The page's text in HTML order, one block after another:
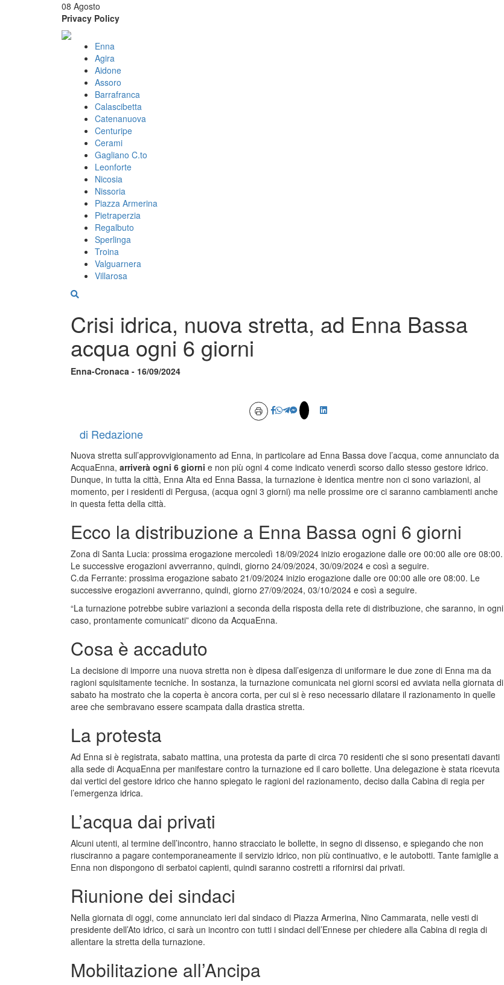
08 Agosto
Privacy Policy
Enna
Agira
Aidone
Assoro
Barrafranca
Calascibetta
Catenanuova
Centuripe
Cerami
Gagliano C.to
Leonforte
Nicosia
Nissoria
Piazza Armerina
Pietraperzia
Regalbuto
Sperlinga
Troina
Valguarnera
Villarosa
Crisi idrica, nuova stretta, ad Enna Bassa
acqua ogni 6 giorni
Enna-Cronaca - 16/09/2024
di Redazione
Nuova stretta sull’approvvigionamento ad Enna, in particolare ad Enna Bassa dove l’acqua, come annunciato da
AcquaEnna, arriverà ogni 6 giorni e non più ogni 4 come indicato venerdì scorso dallo stesso gestore idrico.
Dunque, in tutta la città, Enna Alta ed Enna Bassa, la turnazione è identica mentre non ci sono variazioni, al
momento, per i residenti di Pergusa, (acqua ogni 3 giorni) ma nelle prossime ore ci saranno cambiamenti anche
in questa fetta della città.
Ecco la distribuzione a Enna Bassa ogni 6 giorni
Zona di Santa Lucia: prossima erogazione mercoledì 18/09/2024 inizio erogazione dalle ore 00:00 alle ore 08:00.
Le successive erogazioni avverranno, quindi, giorno 24/09/2024, 30/09/2024 e così a seguire.
C.da Ferrante: prossima erogazione sabato 21/09/2024 inizio erogazione dalle ore 00:00 alle ore 08:00. Le
successive erogazioni avverranno, quindi, giorno 27/09/2024, 03/10/2024 e così a seguire.
“La turnazione potrebbe subire variazioni a seconda della risposta della rete di distribuzione, che saranno, in ogni
caso, prontamente comunicati” dicono da AcquaEnna.
Cosa è accaduto
La decisione di imporre una nuova stretta non è dipesa dall’esigenza di uniformare le due zone di Enna ma da
ragioni squisitamente tecniche. In sostanza, la turnazione comunicata nei giorni scorsi ed avviata nella giornata di
sabato ha mostrato che la coperta è ancora corta, per cui si è reso necessario dilatare il razionamento in quelle
aree che sembravano essere scampata dalla drastica stretta.
La protesta
Ad Enna si è registrata, sabato mattina, una protesta da parte di circa 70 residenti che si sono presentati davanti
alla sede di AcquaEnna per manifestare contro la turnazione ed il caro bollette. Una delegazione è stata ricevuta
dai vertici del gestore idrico che hanno spiegato le ragioni del razionamento, deciso dalla Cabina di regia per
l’emergenza idrica.
L’acqua dai privati
Alcuni utenti, al termine dell’incontro, hanno stracciato le bollette, in segno di dissenso, e spiegando che non
riusciranno a pagare contemporaneamente il servizio idrico, non più continuativo, e le autobotti. Tante famiglie a
Enna non dispongono di serbatoi capienti, quindi saranno costretti a rifornirsi dai privati.
Riunione dei sindaci
Nella giornata di oggi, come annunciato ieri dal sindaco di Piazza Armerina, Nino Cammarata, nelle vesti di
presidente dell’Ato idrico, ci sarà un incontro con tutti i sindaci dell’Ennese per chiedere alla Cabina di regia di
allentare la stretta della turnazione.
Mobilitazione all’Ancipa